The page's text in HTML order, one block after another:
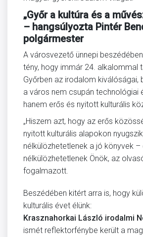
„Győr a kultúra és a
– hangsúlyozta Pintér
polgármester
A városvezető ünnepi
tény, hogy immár 24. alkalommal
Győrben az irodalom kiválóságai,
a város nem csupán technológiai
hanem erős és nyitott kulturális
„Hiszem azt, hogy az erős
nyitott kulturális alapokon
nélkülözhetetlenek a jó könyvek –
nélkülözhetetlenek Önök, az
fogalmazott.
Beszédében kitért arra is, hogy
kulturális évet élünk:
Krasznahorkai László irodalmi
ismét reflektorfénybe került a